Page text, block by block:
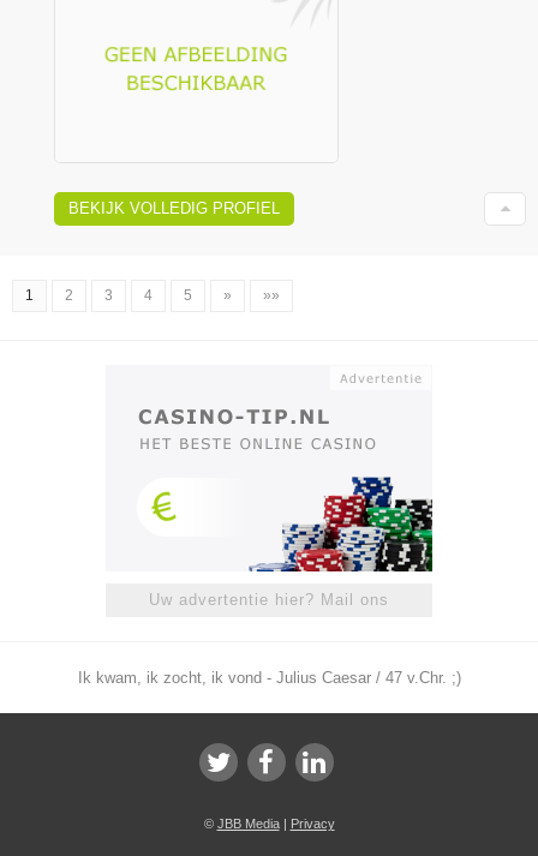
BEKIJK VOLLEDIG PROFIEL
1 2 3 4 5 » »»
Uw advertentie hier? Mail ons
Ik kwam, ik zocht, ik vond - Julius Caesar / 47 v.Chr. ;)
© JBB Media| Privacy